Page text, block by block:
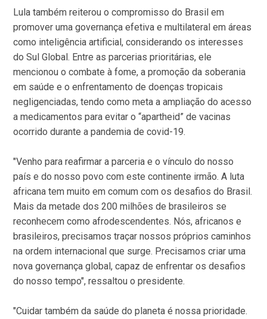
Lula também reiterou o compromisso do Brasil em
promover uma governança efetiva e multilateral em áreas
como inteligência artificial, considerando os interesses
do Sul Global. Entre as parcerias prioritárias, ele
mencionou o combate à fome, a promoção da soberania
em saúde e o enfrentamento de doenças tropicais
negligenciadas, tendo como meta a ampliação do acesso
a medicamentos para evitar o “apartheid” de vacinas
ocorrido durante a pandemia de covid-19.
"Venho para reafirmar a parceria e o vínculo do nosso
país e do nosso povo com este continente irmão. A luta
africana tem muito em comum com os desafios do Brasil.
Mais da metade dos 200 milhões de brasileiros se
reconhecem como afrodescendentes. Nós, africanos e
brasileiros, precisamos traçar nossos próprios caminhos
na ordem internacional que surge. Precisamos criar uma
nova governança global, capaz de enfrentar os desafios
do nosso tempo", ressaltou o presidente.
"Cuidar também da saúde do planeta é nossa prioridade.